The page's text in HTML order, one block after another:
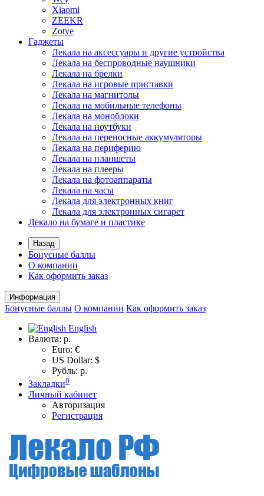
Xiaomi
ZEEKR
Zotye
Гаджеты
Лекала на аксессуары и другие устройства
Лекала на беспроводные наушники
Лекала на брелки
Лекала на игровые приставки
Лекала на магнитолы
Лекала на мобильные телефоны
Лекала на моноблоки
Лекала на ноутбуки
Лекала на переносные аккумуляторы
Лекала на периферию
Лекала на планшеты
Лекала на плееры
Лекала на фотоаппараты
Лекала на часы
Лекала для электронных книг
Лекала для электронных сигарет
Лекало на бумаге и пластике
Назад
Бонусные баллы
О компании
Как оформить заказ
Информация
Бонусные баллы О компании Как оформить заказ
English
Валюта: р.
Euro: €
US Dollar: $
Рубль: р.
Закладки0
Личный кабинет
Авторизация
Регистрация